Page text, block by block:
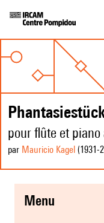
pour flûte et
par Mauricio Kagel (1931-
menu